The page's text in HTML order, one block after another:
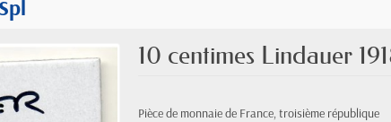
10 centimes Lindauer
Pièce de monnaie de France, troisième république